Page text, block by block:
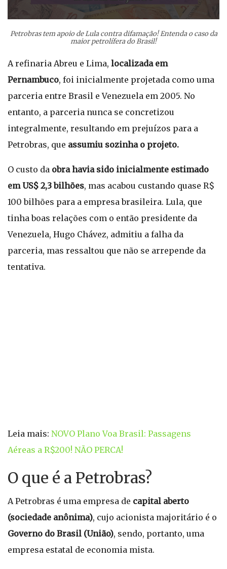
Petrobras tem apoio de Lula contra difamação! Entenda o caso da
maior petrolífera do Brasil!
A refinaria Abreu e Lima, localizada em
Pernambuco, foi inicialmente projetada como uma
parceria entre Brasil e Venezuela em 2005. No
entanto, a parceria nunca se concretizou
integralmente, resultando em prejuízos para a
Petrobras, que assumiu sozinha o projeto.
O custo da obra havia sido inicialmente estimado
em US$ 2,3 bilhões, mas acabou custando quase R$
100 bilhões para a empresa brasileira. Lula, que
tinha boas relações com o então presidente da
Venezuela, Hugo Chávez, admitiu a falha da
parceria, mas ressaltou que não se arrepende da
tentativa.
Leia mais: NOVO Plano Voa Brasil: Passagens
Aéreas a R$200! NÃO PERCA!
O que é a Petrobras?
A Petrobras é uma empresa de capital aberto
(sociedade anônima), cujo acionista majoritário é o
Governo do Brasil (União), sendo, portanto, uma
empresa estatal de economia mista.